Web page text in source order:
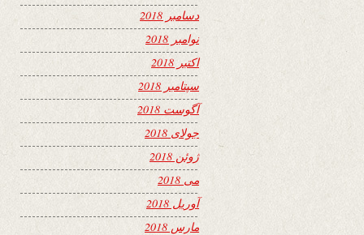
دسامبر 2018
نوامبر 2018
اکتبر 2018
سپتامبر 2018
آگوست 2018
جولای 2018
ژوئن 2018
می 2018
آوریل 2018
مارس 2018